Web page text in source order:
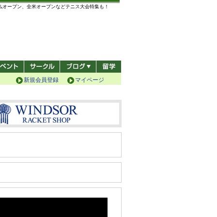
ープン、全米オープンなどテニス大会特集も！
マイページ
新規会員登録